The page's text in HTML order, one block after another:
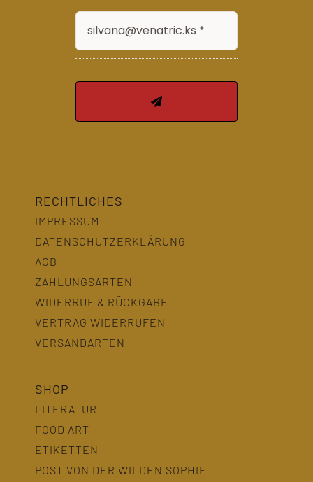
RECHTLICHES
IMPRESSUM
DATENSCHUTZERKLÄRUNG
AGB
ZAHLUNGSARTEN
WIDERRUF & RÜCKGABE
VERTRAG WIDERRUFEN
VERSANDARTEN
SHOP
LITERATUR
FOOD ART
ETIKETTEN
POST VON DER WILDEN SOPHIE